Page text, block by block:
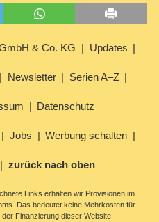
& Co. KG Updates
Newsletter Serien A–Z
Datenschutz
Jobs Werbung schalten
zurück nach oben
Links erhalten wir Provisionen im
Das bedeutet keine Mehrkosten für
Finanzierung dieser Website.